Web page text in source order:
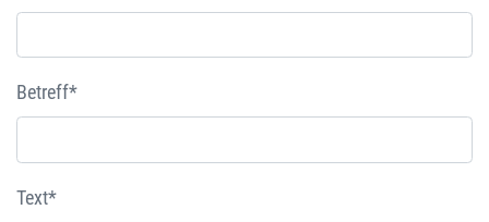
Betreff*
Text*